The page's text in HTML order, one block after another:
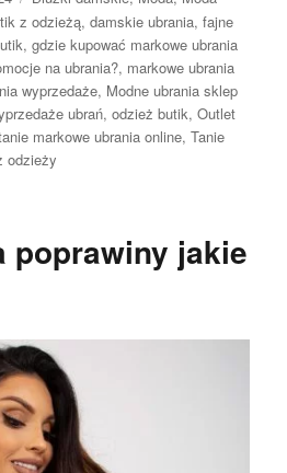
z odzieżą,damskie ubrania,fajne
,gdzie kupować markowe ubrania
na ubrania?, markowe ubrania
wyprzedaże, Modne ubrania sklep
ubrań,odzież butik,Outlet
markowe ubrania online,Tanie
odzieży
poprawiny jakie